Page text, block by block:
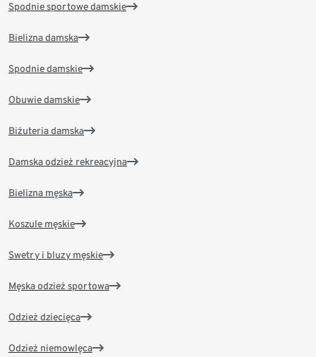
Spodnie sportowe damskie
Bielizna damska
Spodnie damskie
Obuwie damskie
Biżuteria damska
Damska odzież rekreacyjna
Bielizna męska
Koszule męskie
Swetry i bluzy męskie
Męska odzież sportowa
Odzież dziecięca
Odzież niemowlęca